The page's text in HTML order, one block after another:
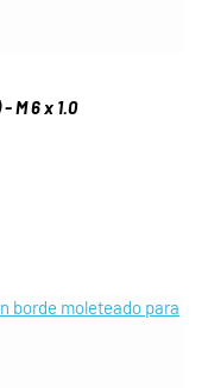
M 6 x 1.0